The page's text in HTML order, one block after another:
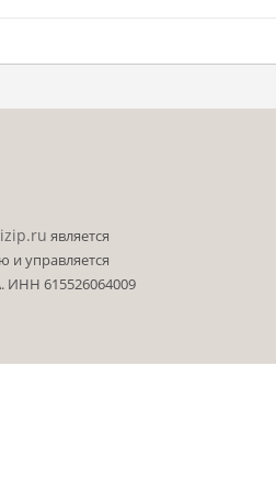
является
и управляется
ИНН 615526064009